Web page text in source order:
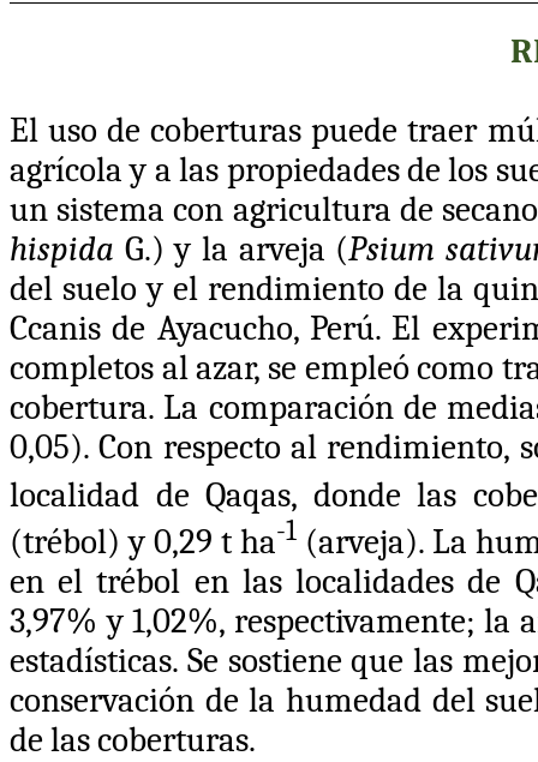
El uso de coberturas puede traer
agrícola y a las propiedades de los
un sistema con agricultura de
hispida G.) y la arveja (Psium
del suelo y el rendimiento de la
Ccanis de Ayacucho, Perú. El
completos al azar, se empleó como
cobertura. La comparación de
0,05). Con respecto al rendimiento,
localidad de Qaqas, donde las
(trébol) y 0,29 t ha-1 (arveja). La
en el trébol en las localidades de
3,97% y 1,02%, respectivamente;
estadísticas. Se sostiene que las
conservación de la humedad del
de las coberturas.